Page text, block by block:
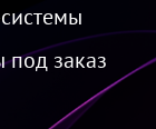
заказ